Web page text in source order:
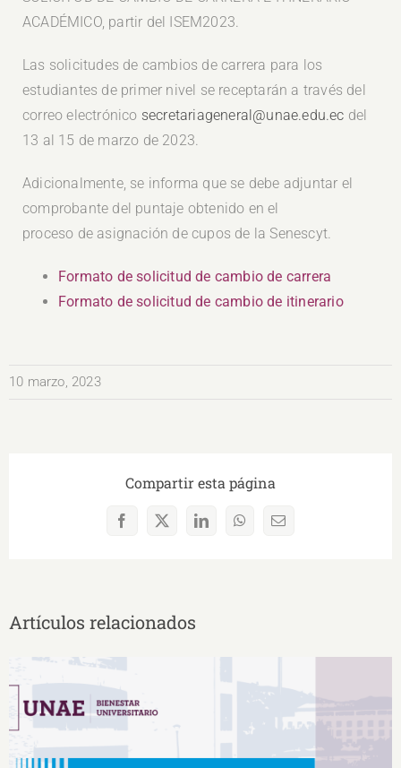
ACADÉMICO, partir del ISEM2023.
Las solicitudes de cambios de carrera para los
estudiantes de primer nivel se receptarán a través del
correo electrónico secretariageneral@unae.edu.ec del
13 al 15 de marzo de 2023.
Adicionalmente, se informa que se debe adjuntar el
comprobante del puntaje obtenido en el
proceso de asignación de cupos de la Senescyt.
Formato de solicitud de cambio de carrera
Formato de solicitud de cambio de itinerario
10 marzo, 2023
Compartir esta página
Facebook
X LinkedInWhatsAppCorreo
Artículos relacionados